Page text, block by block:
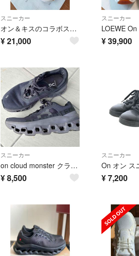
スニーカー
オン＆キスのコラボスニーカー 限定モデル レア物 23~23.5
¥21,000
スニーカー
¥39,900
スニーカー
on cloud monster クラウドモンスター2 24.0cm ブラック
¥8,500
スニーカー
¥7,200